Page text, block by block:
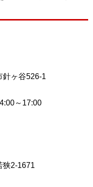
針ヶ谷526-1
～17:00
狭2-1671